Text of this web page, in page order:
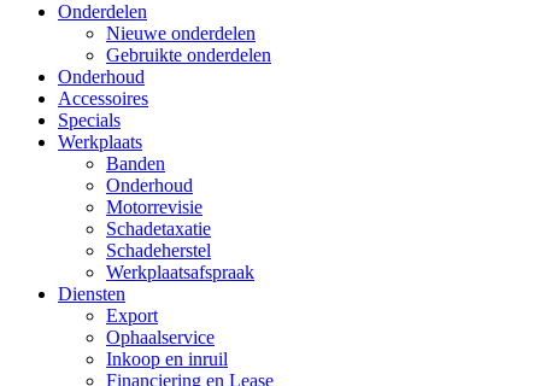
Onderdelen
Nieuwe onderdelen
Gebruikte onderdelen
Onderhoud
Accessoires
Specials
Werkplaats
Banden
Onderhoud
Motorrevisie
Schadetaxatie
Schadeherstel
Werkplaatsafspraak
Diensten
Export
Ophaalservice
Inkoop en inruil
Financiering en Lease